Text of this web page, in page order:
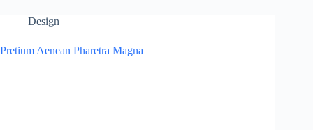
Design
Pretium Aenean Pharetra Magna